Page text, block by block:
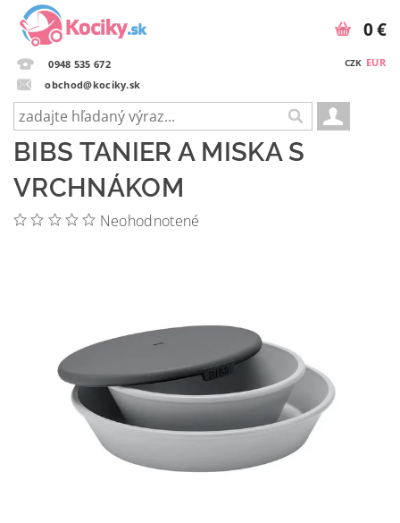
0948 535 672
obchod@kociky.sk
CZK EUR
0 €
BIBS TANIER A MISKA S
VRCHNÁKOM
Neohodnotené